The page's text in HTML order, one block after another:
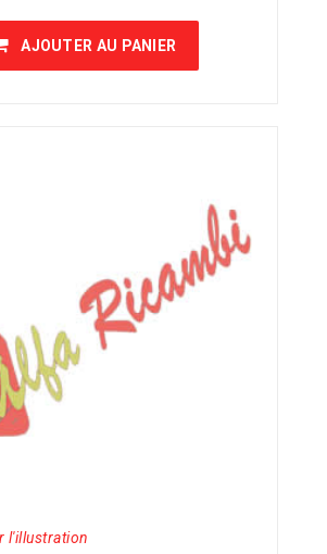
AJOUTER AU PANIER
l'illustration